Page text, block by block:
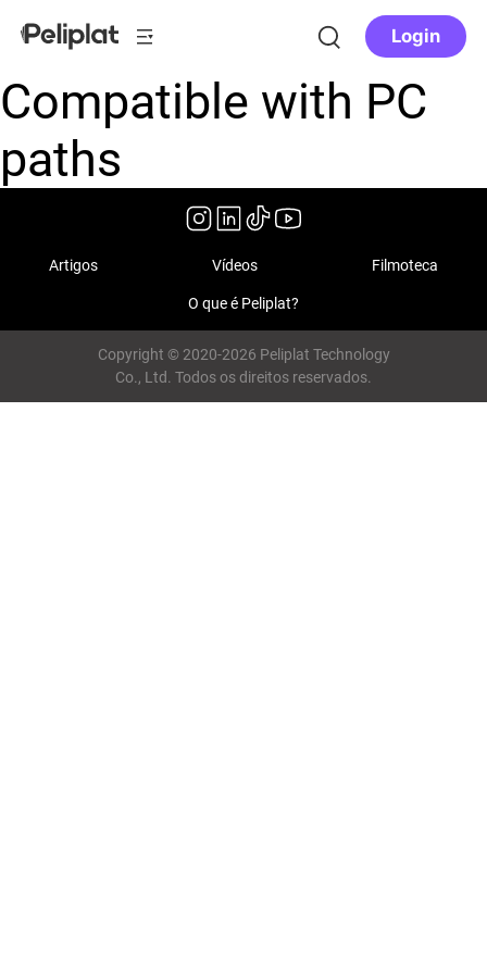
Login
Compatible with PC
paths
Artigos Vídeos Filmoteca
O que é Peliplat?
Copyright © 2020-2026 Peliplat Technology
Co., Ltd. Todos os direitos reservados.